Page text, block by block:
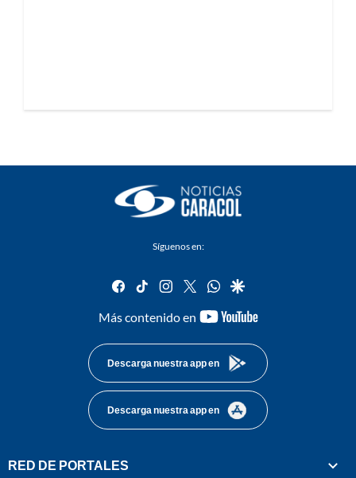
Síguenos en:
facebook
tiktok instagram
twitterwhatsapp
google
Más contenido en
youtube-
Descarga nuestra app en
Descarga nuestra app en
RED DE PORTALES